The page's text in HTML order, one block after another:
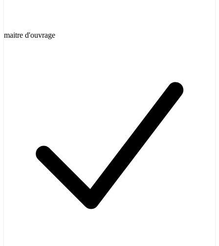
maitre d'ouvrage